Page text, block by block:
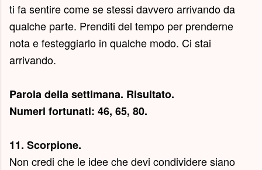
ti fa sentire come se stessi davvero arrivando da
qualche parte. Prenditi del tempo per prenderne
nota e festeggiarlo in qualche modo. Ci stai
arrivando.
Parola della settimana. Risultato.
Numeri fortunati: 46, 65, 80.
11. Scorpione.
Non credi che le idee che devi condividere siano